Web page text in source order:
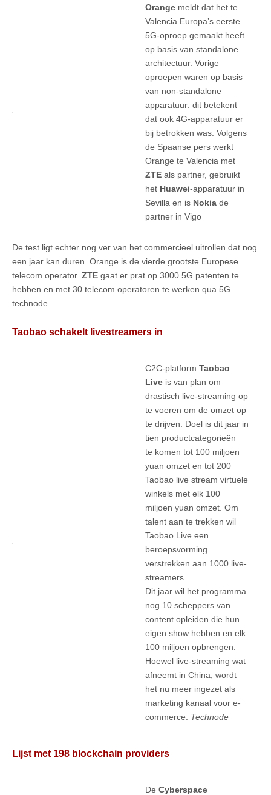
Orange meldt dat het te
Valencia Europa’s eerste
5G-oproep gemaakt heeft
op basis van standalone
architectuur. Vorige
oproepen waren op basis
van non-standalone
apparatuur: dit betekent
dat ook 4G-apparatuur er
bij betrokken was. Volgens
de Spaanse pers werkt
Orange te Valencia met
ZTEals partner, gebruikt
het Huawei-apparatuur in
Sevilla en is Nokiade
partner in Vigo
De test ligt echter nog ver van het commercieel uitrollen dat nog
een jaar kan duren. Orange is de vierde grootste Europese
telecom operator. ZTE gaat er prat op 3000 5G patenten te
hebben en met 30 telecom operatoren te werken qua 5G
technode
Taobao schakelt livestreamers in
C2C-platformTaobao
Live is van plan om
drastisch live-streaming op
te voeren om de omzet op
te drijven. Doel is dit jaar in
tien productcategorieën
te komen tot 100 miljoen
yuan omzet en tot 200
Taobao live stream virtuele
winkels met elk 100
miljoen yuan omzet. Om
talent aan te trekken wil
Taobao Live een
beroepsvorming
verstrekken aan 1000 live-
streamers.
Dit jaar wil het programma
nog 10 scheppers van
content opleiden die hun
eigen show hebben en elk
100 miljoen opbrengen.
Hoewel live-streaming wat
afneemt in China, wordt
het nu meer ingezet als
marketing kanaal voor e-
commerce. Technode
Lijst met 198 blockchain providers
DeCyberspace